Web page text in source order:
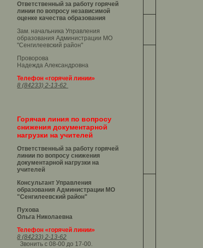
Ответственный за работу горячей
линии по вопросу независимой
оценке качества образования
Зам. начальника Управления
образования Администрации МО
"Сенгилеевский район"
Проворова
Надежда Александровна
Телефон «горячей линии»
8 (84233) 2-13-62
Горячая линия по вопросу
снижения документарной
нагрузки на учителей
Ответственный за работу горячей
линии по вопросу снижения
документарной нагрузки на
учителей
Консультант Управления
образования Администрации МО
"Сенгилеевский район"
Пухова
Ольга Николаевна
Телефон «горячей линии»
8 (84233) 2-13-62
Звонить с 08-00 до 17-00.